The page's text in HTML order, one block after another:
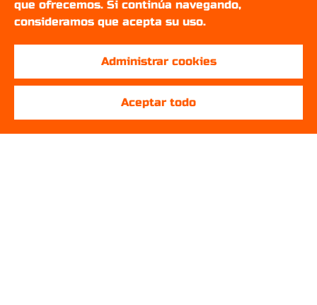
que ofrecemos. Si continúa navegando,
consideramos que acepta su uso.
Administrar cookies
Aceptar todo